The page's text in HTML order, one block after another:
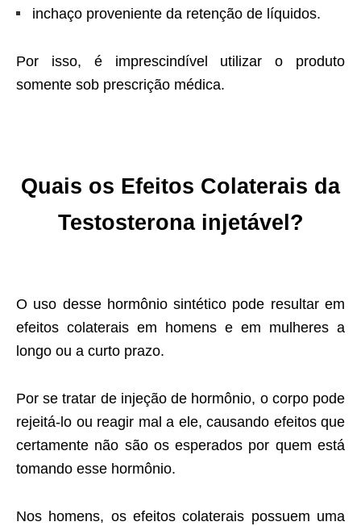
inchaço proveniente da retenção de líquidos.
Por isso, é imprescindível utilizar o produto
somente sob prescrição médica.
Quais os Efeitos Colaterais da
Testosterona injetável?
O uso desse hormônio sintético pode resultar em
efeitos colaterais em homens e em mulheres a
longo ou a curto prazo.
Por se tratar de injeção de hormônio, o corpo pode
rejeitá-lo ou reagir mal a ele, causando efeitos que
certamente não são os esperados por quem está
tomando esse hormônio.
Nos homens, os efeitos colaterais possuem uma